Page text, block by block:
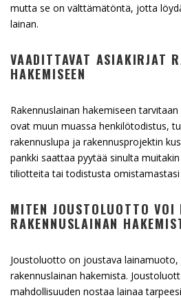
mutta se on välttämätöntä, jotta
lainan.
VAADITTAVAT ASIAKIRJAT
HAKEMISEEN
Rakennuslainan hakemiseen
ovat muun muassa henkilötodistus,
rakennuslupa ja rakennusprojektin
pankki saattaa pyytää sinulta
tiliotteita tai todistusta
MITEN JOUSTOLUOTTO VOI
RAKENNUSLAINAN
Joustoluotto on joustava
rakennuslainan hakemista.
mahdollisuuden nostaa lainaa